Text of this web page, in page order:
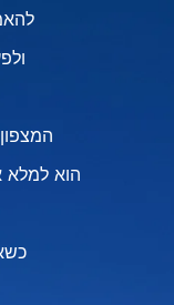
הוא למלא